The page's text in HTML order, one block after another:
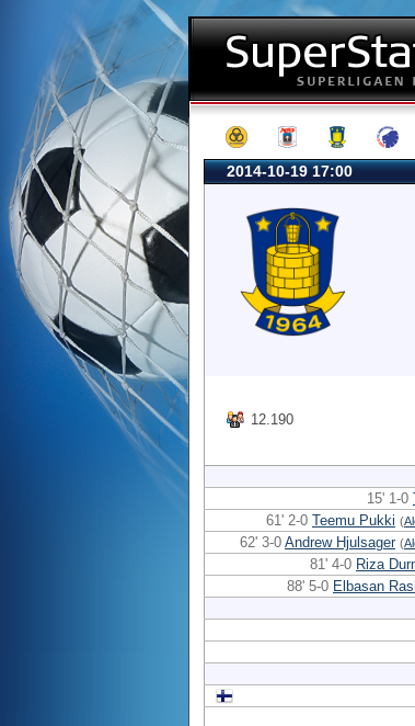
2014-10-19 17:00
12.190
15' 1-0
61' 2-0 Teemu Pukki (
62' 3-0 Andrew Hjulsager (
81' 4-0 Riza
88' 5-0 Elbasan